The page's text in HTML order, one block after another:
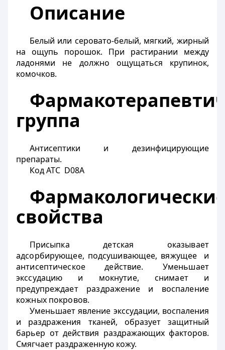
Описание
Белый или серовато-белый, мягкий, жирный
на ощупь порошок. При растирании между
ладонями не должно ощущаться крупинок,
комочков.
группа
Антисептики и дезинфицирующие
препараты.
Код АТС D08А
свойства
Присыпка детская оказывает
адсорбирующее, подсушивающее, вяжущее и
антисептическое действие. Уменьшает
экссудацию и мокнутие, снимает и
предупреждает раздражение и воспаление
кожных покровов.
Уменьшает явление экссудации, воспаления
и раздражения тканей, образует защитный
барьер от действия раздражающих факторов.
Смягчает раздраженную кожу.